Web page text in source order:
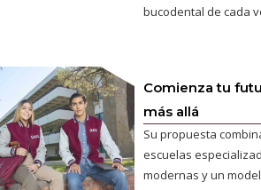
bucodental de cada
Comienza tu
más allá
Su propuesta
escuelas
modernas y un